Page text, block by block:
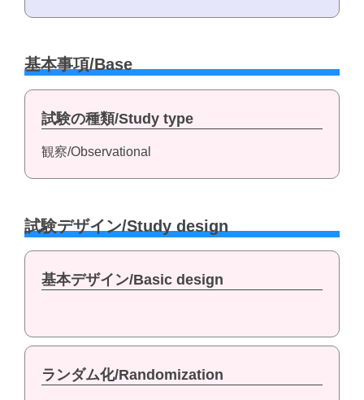
基本事項/Base
試験の種類/Study type
観察/Observational
試験デザイン/Study design
基本デザイン/Basic design
ランダム化/Randomization